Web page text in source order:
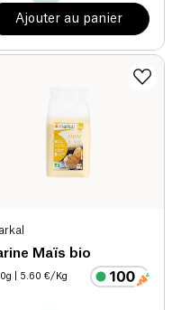
Ajouter au panier
Maïs bio
| 5.60 €/Kg